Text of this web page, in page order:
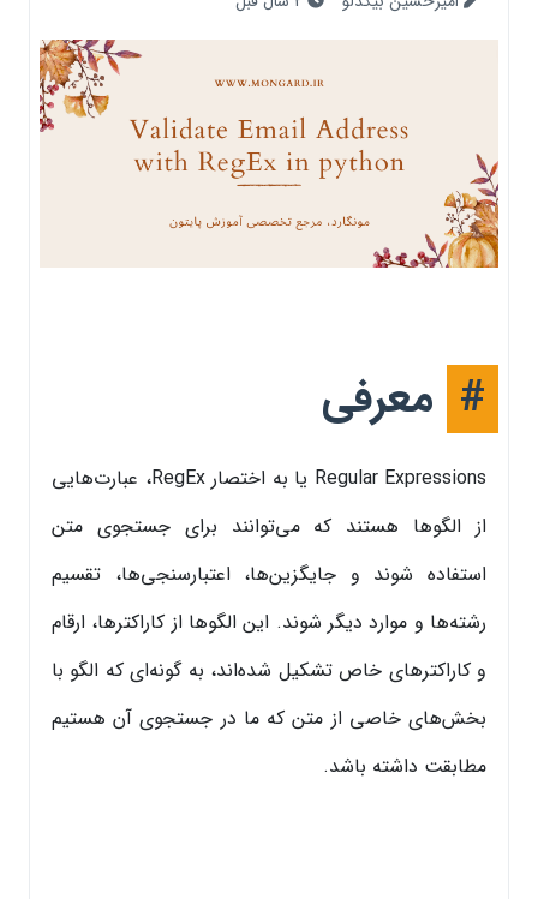
# معرفی
Regular Expressions یا به اختصار RegEx، عبارت‌هایی
از الگوها هستند که می‌توانند برای جستجوی متن
استفاده شوند و جایگزین‌ها، اعتبارسنجی‌ها، تقسیم
رشته‌ها و موارد دیگر شوند. این الگوها از کاراکترها، ارقام
و کاراکترهای خاص تشکیل شده‌اند، به گونه‌ای که الگو با
بخش‌های خاصی از متن که ما در جستجوی آن هستیم
مطابقت داشته باشد.